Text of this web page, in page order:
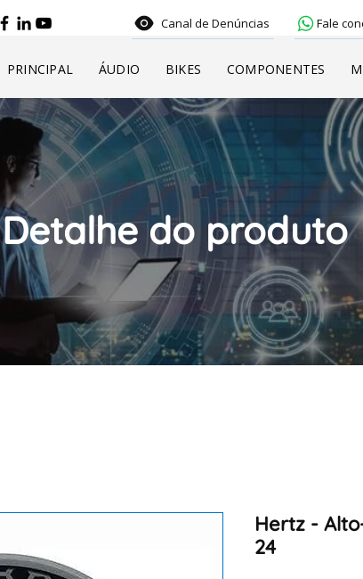
Canal de Denúncias Fale
PRINCIPAL ÁUDIO BIKES COMPONENTES
Detalhe do produto
Hertz -
24